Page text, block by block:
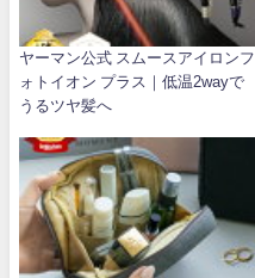
ヤーマン公式 スムースアイロンフ
ォトイオン プラス｜低温2wayで
うるツヤ髪へ